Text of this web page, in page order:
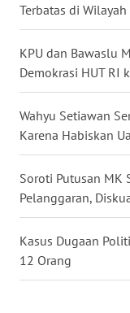
Terbatas di Wilayah
KPU dan Bawaslu
Demokrasi HUT RI
Wahyu Setiawan
Karena Habiskan
Soroti Putusan MK
Pelanggaran,
Kasus Dugaan
12 Orang
WN
SULUT
WN
MALUKU
WN
MALUT
WN
DAIRI